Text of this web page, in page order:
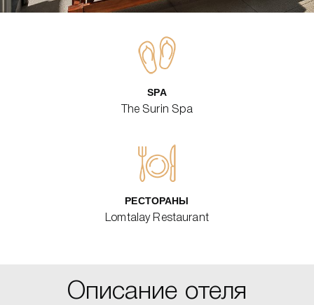
SPA
The Surin Spa
РЕСТОРАНЫ
Lomtalay Restaurant
Описание отеля